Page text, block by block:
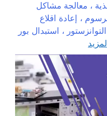
، معالجة مشاكل
، إعادة اقلاع
، استبدال بور